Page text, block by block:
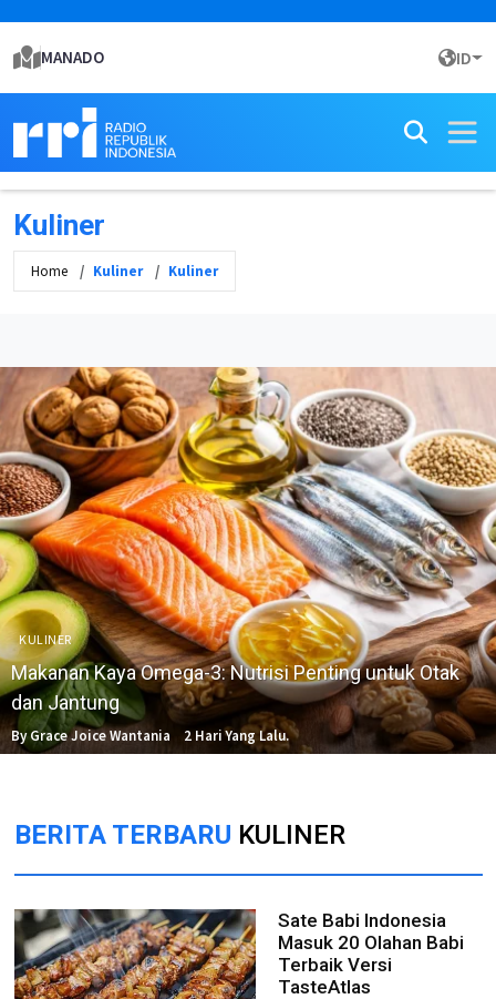
MANADO ID
Kuliner
Home Kuliner Kuliner
KULINER
Makanan Kaya Omega-3: Nutrisi Penting untuk Otak
dan Jantung
By Grace Joice Wantania 2 Hari Yang Lalu.
BERITA TERBARU KULINER
Sate Babi Indonesia
Masuk 20 Olahan Babi
Terbaik Versi
TasteAtlas